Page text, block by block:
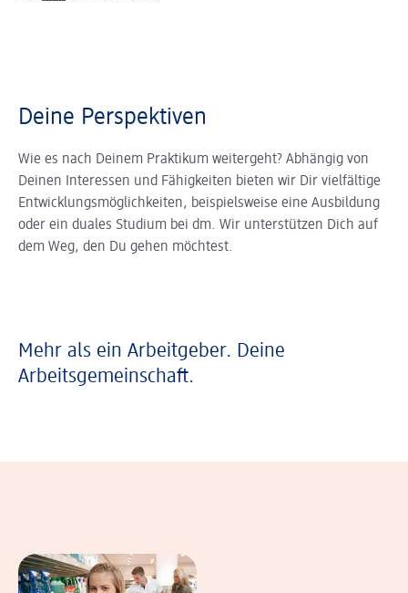
Deine Perspektiven
Wie es nach Deinem Praktikum weitergeht? Abhängig von
Deinen Interessen und Fähigkeiten bieten wir Dir vielfältige
Entwicklungsmöglichkeiten, beispielsweise eine Ausbildung
oder ein duales Studium bei dm. Wir unterstützen Dich auf
dem Weg, den Du gehen möchtest.
Mehr als ein Arbeitgeber. Deine
Arbeitsgemeinschaft.
Eindrücke aus dem Arbeitsalltag